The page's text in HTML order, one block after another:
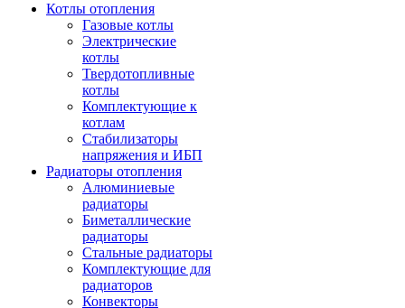
Котлы отопления
Газовые котлы
Электрические
котлы
Твердотопливные
котлы
Комплектующие к
котлам
Стабилизаторы
напряжения и ИБП
Радиаторы отопления
Алюминиевые
радиаторы
Биметаллические
радиаторы
Стальные радиаторы
Комплектующие для
радиаторов
Конвекторы